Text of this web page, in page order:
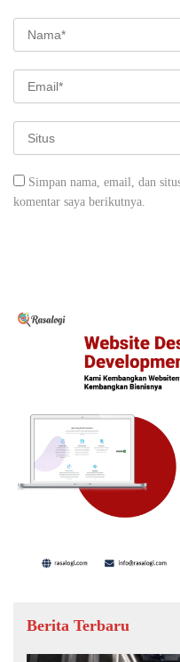
Simpan nama, email, dan
komentar saya berikutnya.
Berita Terbaru